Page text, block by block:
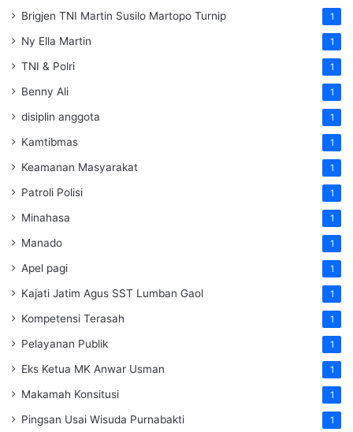
Brigjen TNI Martin Susilo Martopo Turnip 1
Ny Ella Martin 1
TNI & Polri 1
Benny Ali 1
disiplin anggota 1
Kamtibmas 1
Keamanan Masyarakat 1
Patroli Polisi 1
Minahasa 1
Manado 1
Apel pagi 1
Kajati Jatim Agus SST Lumban Gaol 1
Kompetensi Terasah 1
Pelayanan Publik 1
Eks Ketua MK Anwar Usman 1
Makamah Konsitusi 1
Pingsan Usai Wisuda Purnabakti 1